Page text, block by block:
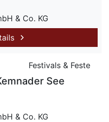
& Co. KG
Festivals & Feste
See
& Co. KG